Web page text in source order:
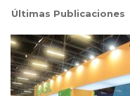
Últimas Publicaciones